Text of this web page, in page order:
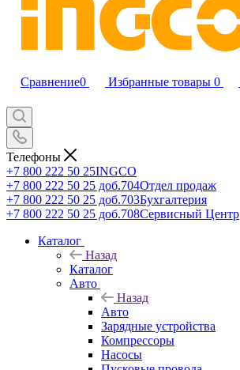
Сравнение0 Избранные товары 0
Телефоны
+7 800 222 50 25INGCO
+7 800 222 50 25 доб.704Отдел продаж
+7 800 222 50 25 доб.703Бухгалтерия
+7 800 222 50 25 доб.708Сервисный Центр
Каталог
Назад
Каталог
Авто
Назад
Авто
Зарядные устройства
Компрессоры
Насосы